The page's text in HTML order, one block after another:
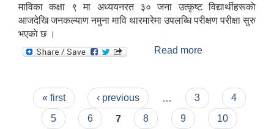
माविका कक्षा ९ मा अध्ययनरत ३० जना उत्कृष्ट विद्यार्थीहरूकाे
आजदेखि जनकल्याण नमुना मावि थारमारेमा उपलब्धि परीक्षण परीक्षा सुरु
भएकाे छ ।
Read more
पहिचानका लागि
नगर स्तरिय परिक्षा
सुरु ।
Pages
« first ‹ previous 3
4
5
6 7 8 9
10